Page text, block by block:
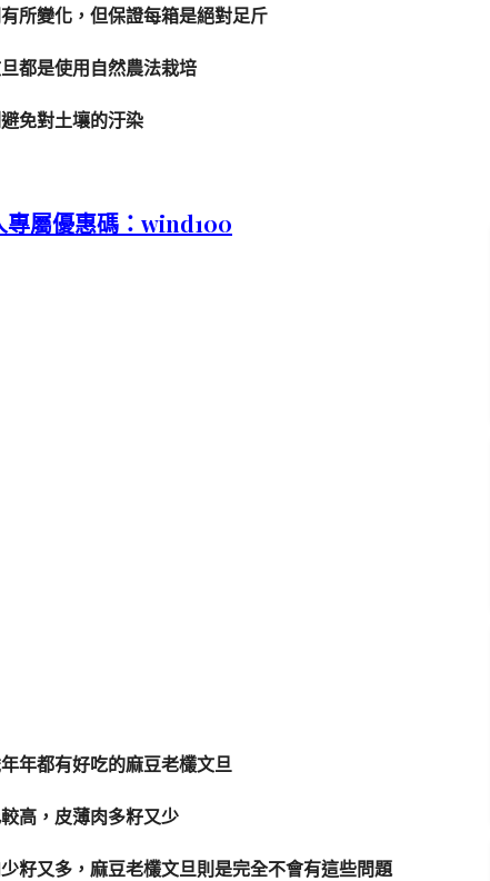
所變化，但保證每箱是絕對足斤
都是使用自然農法栽培
免對土壤的汙染
專屬優惠碼：wind100
年都有好吃的麻豆老欉文旦
高，皮薄肉多籽又少
籽又多，麻豆老欉文旦則是完全不會有這些問題